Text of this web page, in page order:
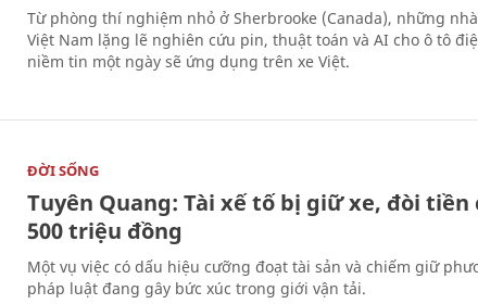
Từ phòng thí nghiệm nhỏ ở Sherbrooke (Canada), những
Việt Nam lặng lẽ nghiên cứu pin, thuật toán và AI cho ô tô
niềm tin một ngày sẽ ứng dụng trên xe Việt.
ĐỜI SỐNG
Tuyên Quang: Tài xế tố bị giữ xe, đòi tiền
500 triệu đồng
Một vụ việc có dấu hiệu cưỡng đoạt tài sản và chiếm giữ
pháp luật đang gây bức xúc trong giới vận tải.